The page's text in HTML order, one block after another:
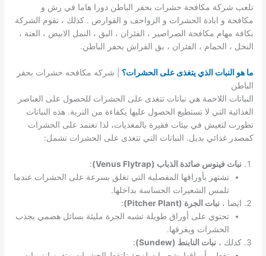
تلعب شركة مكافحة حشرات بحفر الباطن دورا هاما في رش و
مكافحة و ابادة الحشرات و الزواحف و القوارض . كذلك ، تقوم الشركة
بكافة مهام مكافحة الصراصير ، الفئران ، البق ، النمل الابيض ، العتة ،
النحل ، الحمام ، الفئران ، بق الفراش بحفر الباطن.
ما هو النبات الذي يتغذى على الحشرات؟ | شركه مكافحه حشرات بحفر
الباطن
النباتات اللاحمة هي نباتات تتغذى على الحشرات للحصول على العناصر
الغذائية التي لا تستطيع الحصول عليها بكفاءة من التربة. هذه النباتات
تطورت لتعيش في بيئات فقيرة بالمغذيات، لذا تعتمد على الحشرات
كمصدر غذائي بديل. النباتات التي تتغذى على الحشرات تشمل:
نبات فينوس صائدة الذباب (Venus Flytrap)
:
تشتهر بأوراقها المفصلية التي تغلق بسرعة على الحشرات عندما
تلمس الشعيرات الحساسة بداخلها.
ايضا ،نبات الجرة (Pitcher Plant)
:
تحتوي على أوراق طويلة تشبه الجرة مليئة بسائل هضمي يجذب
الحشرات ويغرقها.
كذلك ،نبات النابنط (Sundew)
: